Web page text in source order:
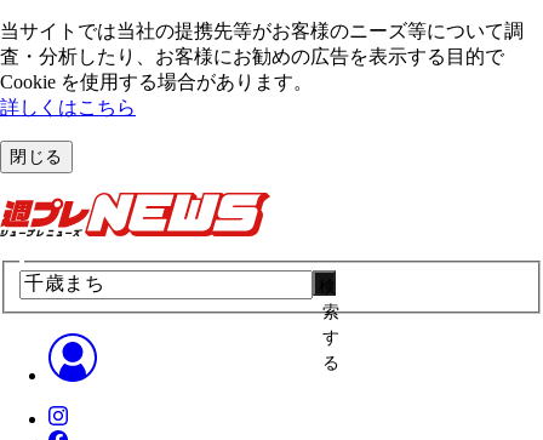
当サイトでは当社の提携先等がお客様のニーズ等について調
査・分析したり、お客様にお勧めの広告を表⽰する⽬的で
Cookie を使⽤する場合があります。
詳しくはこちら
閉じる
索
す
る